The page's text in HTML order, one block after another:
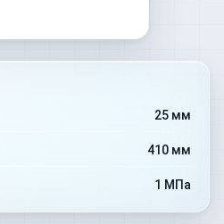
25 мм
410 мм
1 МПа